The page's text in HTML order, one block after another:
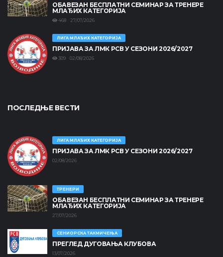
ОБАВЕЗАН БЕСПЛАТНИ СЕМИНАР ЗА ТРЕНЕРЕ
МЛАЂИХ КАТЕГОРИЈА
468 27/07/2026
ЛИГА МЛАЂИХ КАТЕГОРИЈА
ПРИЈАВА ЗА ЛМК РСВ У СЕЗОНИ 2026/2027
309 02/08/2026
ПОСЛЕДЊЕ ВЕСТИ
ЛИГА МЛАЂИХ КАТЕГОРИЈА
ПРИЈАВА ЗА ЛМК РСВ У СЕЗОНИ 2026/2027
02/08/2026
ТРЕНЕРИ
ОБАВЕЗАН БЕСПЛАТНИ СЕМИНАР ЗА ТРЕНЕРЕ
МЛАЂИХ КАТЕГОРИЈА
27/07/2026
СЕНИОРСКА ТАКМИЧЕЊА
ПРЕГЛЕД ДУГОВАЊА КЛУБОВА
13/07/2026